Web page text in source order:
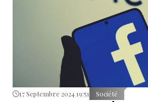
17 Septembre 2024 19:51 Société